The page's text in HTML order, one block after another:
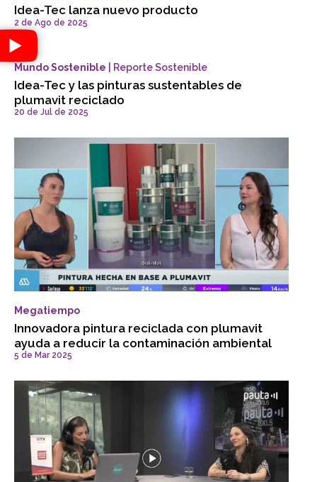
Idea-Tec lanza nuevo producto
2 de Ago de 2025
Mundo Sostenible | Reporte Sostenible
Idea-Tec y las pinturas sustentables de
plumavit reciclado
20 de Jul de 2025
Megatiempo
Innovadora pintura reciclada con plumavit
ayuda a reducir la contaminación ambiental
5 de Mar 2025